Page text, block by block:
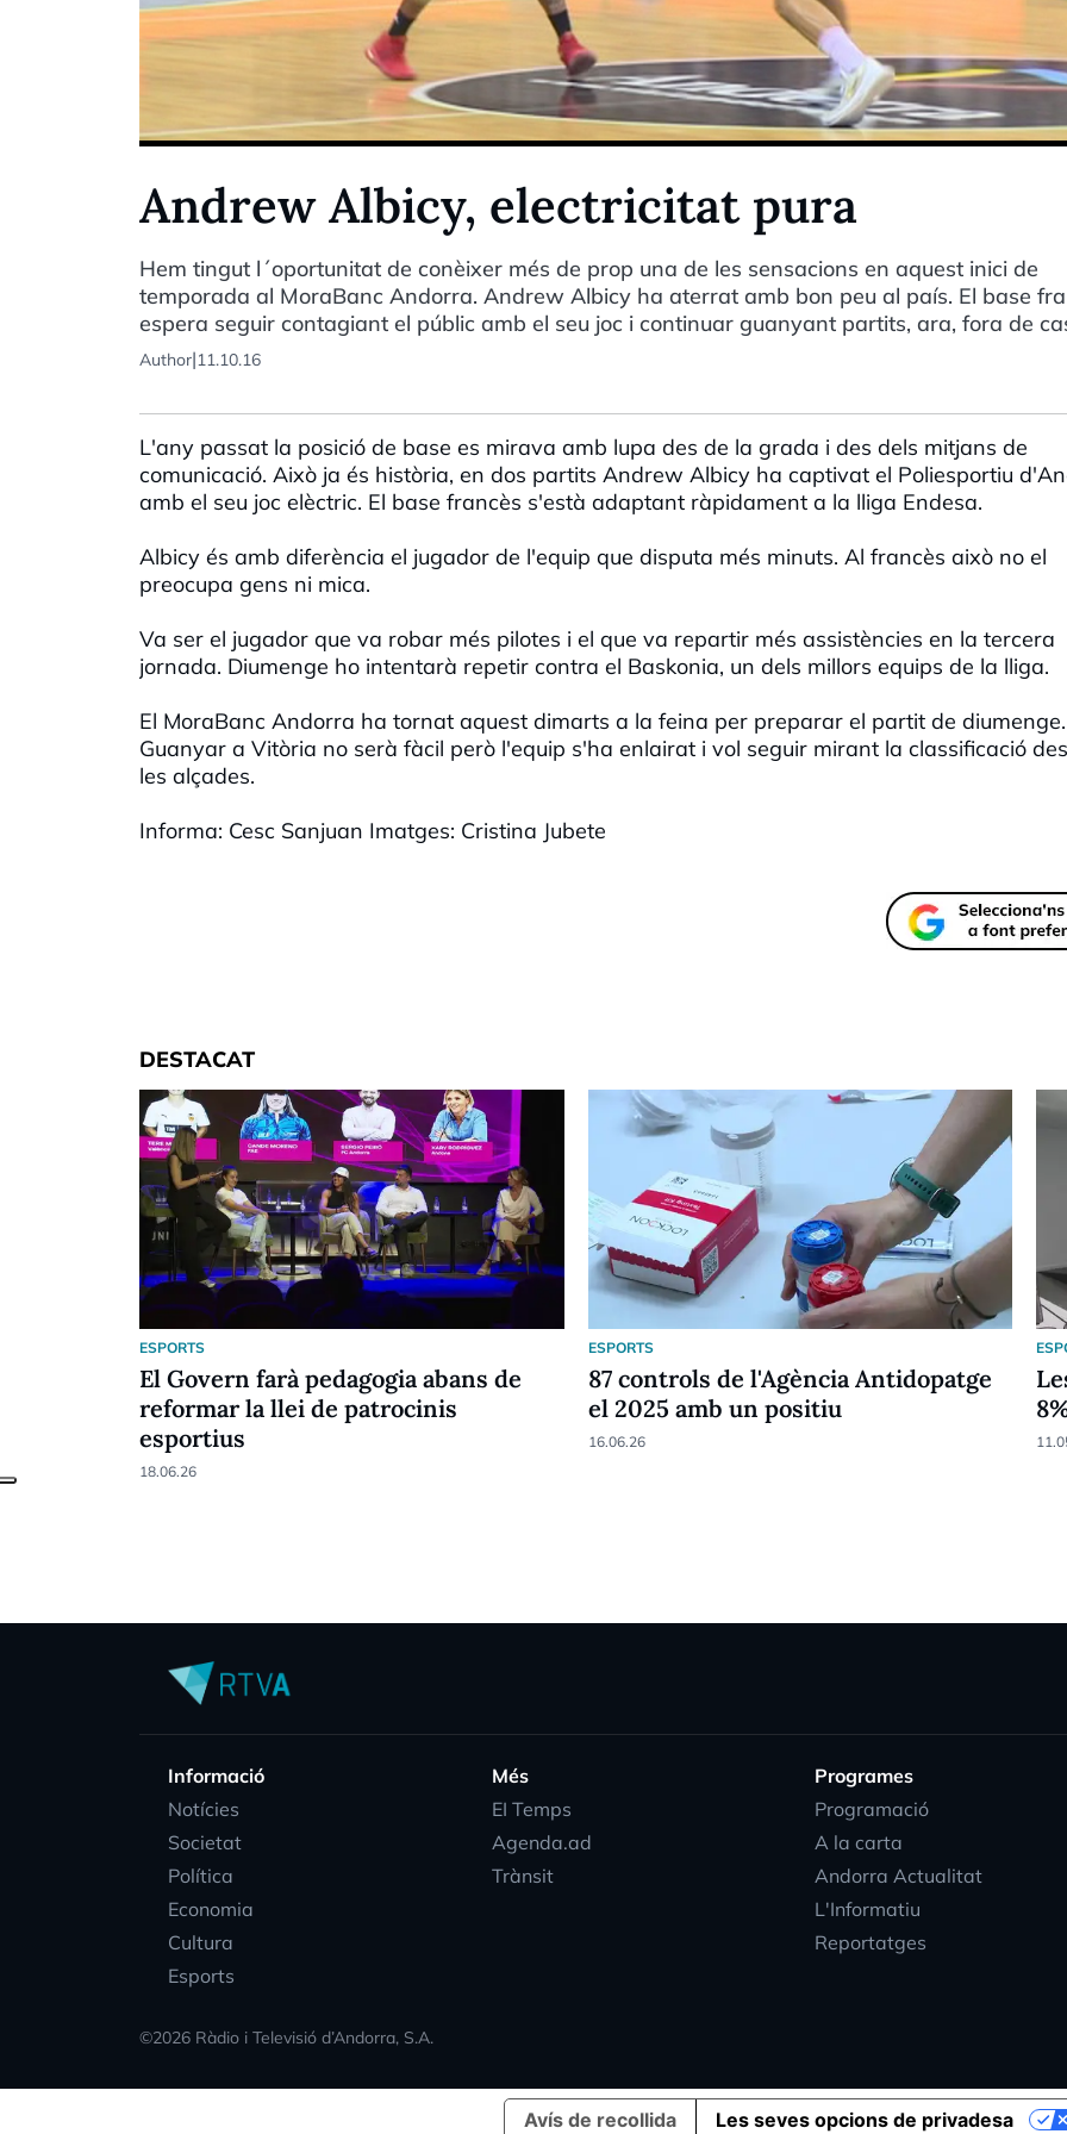
Andrew Albicy, electricitat pura
Hem tingut l´oportunitat de conèixer més de prop una de les sensacions en aquest inici de
temporada al MoraBanc Andorra. Andrew Albicy ha aterrat amb bon peu al país. El base
espera seguir contagiant el públic amb el seu joc i continuar guanyant partits, ara, fora de
Author|11.10.16
L'any passat la posició de base es mirava amb lupa des de la grada i des dels mitjans de
comunicació. Això ja és història, en dos partits Andrew Albicy ha captivat el Poliesportiu
amb el seu joc elèctric. El base francès s'està adaptant ràpidament a la lliga Endesa.
Albicy és amb diferència el jugador de l'equip que disputa més minuts. Al francès això no el
preocupa gens ni mica.
Va ser el jugador que va robar més pilotes i el que va repartir més assistències en la tercera
jornada. Diumenge ho intentarà repetir contra el Baskonia, un dels millors equips de la lliga.
El MoraBanc Andorra ha tornat aquest dimarts a la feina per preparar el partit de diumenge.
Guanyar a Vitòria no serà fàcil però l'equip s'ha enlairat i vol seguir mirant la classificació
les alçades.
Informa: Cesc Sanjuan Imatges: Cristina Jubete
DESTACAT
ESPORTS
El Govern farà pedagogia abans de
reformar la llei de patrocinis
esportius
18.06.26
ESPORTS
87 controls de l'Agència Antidopatge
el 2025 amb un positiu
16.06.26
Informació
Notícies
Societat
Política
Economia
Cultura
Esports
Més
EI Temps
Agenda.ad
Trànsit
Programes
Programació
A la carta
Andorra Actualitat
L'Informatiu
Reportatges
©2026 Ràdio i Televisió d’Andorra, S.A.
Avís de recollida Les seves opcions de privadesa